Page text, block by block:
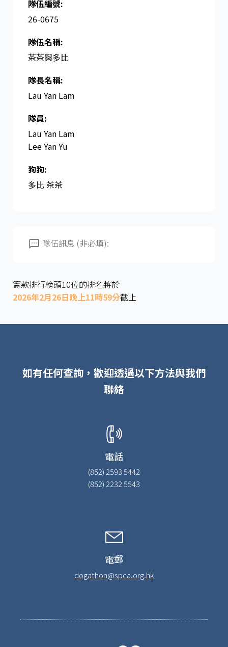
隊伍編號:
26-0675
隊伍名稱:
茶茶與多比
隊長名稱​:
Lau Yan Lam
隊員:
Lau Yan Lam
Lee Yan Yu
狗狗:
多比 茶茶
隊伍訊息 (非必填):
籌款排行榜頭10位的排名將於
2026年2月26日晚上11時59分截止
如有任何查詢，歡迎透過以下方法與我們
聯絡
電話
(852) 2593 5442
(852) 2232 5543
電郵
dogathon@spca.org.hk